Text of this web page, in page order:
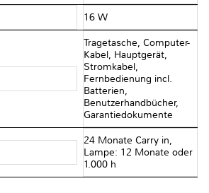
16 W
Tragetasche, Computer-
Kabel, Hauptgerät,
Stromkabel,
Fernbedienung incl.
Batterien,
Benutzerhandbücher,
Garantiedokumente
24 Monate Carry in,
Lampe: 12 Monate oder
1.000 h